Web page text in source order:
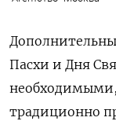
Пасхи и Дня
необходимыми,
традиционно